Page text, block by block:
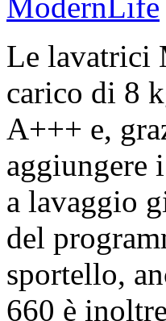
Le lavatrici
carico di 8
A+++ e,
aggiungere
a lavaggio
del
sportello,
660 è